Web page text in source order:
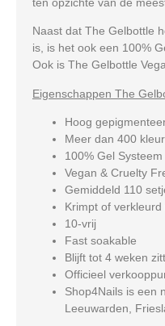
Naast dat The Gelbottle
is, is het ook een 100%
Ook is The Gelbottle
Eigenschappen The
Hoog
Meer dan 400
100% Gel Systeem
Vegan & Cruelty
Gemiddeld 110
Krimpt of verkleurd
10-vrij
Fast soakable
Blijft tot 4 weken
Officieel
Shop4Nails is een
Leeuwarden,